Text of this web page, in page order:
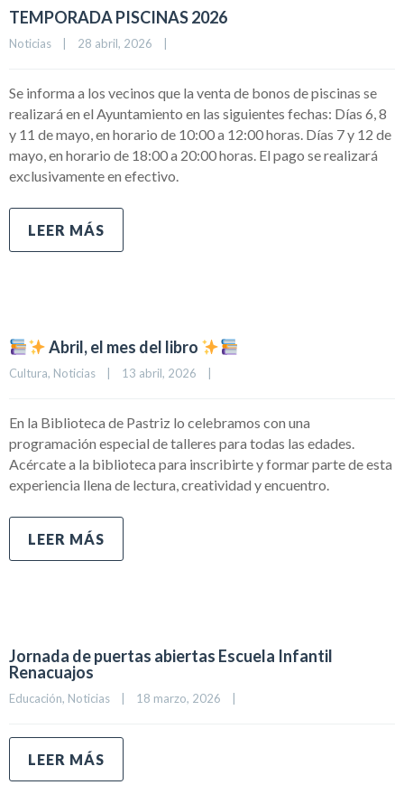
TEMPORADA PISCINAS 2026
Noticias 28 abril, 2026
Se informa a los vecinos que la venta de bonos de piscinas se
realizará en el Ayuntamiento en las siguientes fechas: Días 6, 8
y 11 de mayo, en horario de 10:00 a 12:00 horas. Días 7 y 12 de
mayo, en horario de 18:00 a 20:00 horas. El pago se realizará
exclusivamente en efectivo.
LEER MÁS
Abril, el mes del libro
Cultura, Noticias 13 abril, 2026
En la Biblioteca de Pastriz lo celebramos con una
programación especial de talleres para todas las edades.
Acércate a la biblioteca para inscribirte y formar parte de esta
experiencia llena de lectura, creatividad y encuentro.
LEER MÁS
Jornada de puertas abiertas Escuela Infantil
Renacuajos
Educación, Noticias 18 marzo, 2026
LEER MÁS